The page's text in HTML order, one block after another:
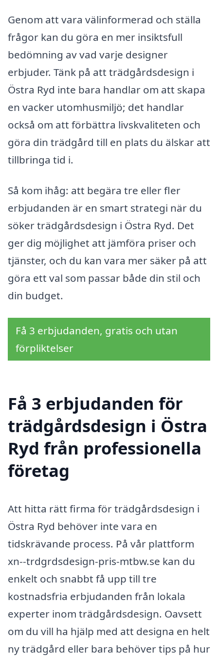
Genom att vara välinformerad och ställa
frågor kan du göra en mer insiktsfull
bedömning av vad varje designer
erbjuder. Tänk på att trädgårdsdesign i
Östra Ryd inte bara handlar om att skapa
en vacker utomhusmiljö; det handlar
också om att förbättra livskvaliteten och
göra din trädgård till en plats du älskar att
tillbringa tid i.
Så kom ihåg: att begära tre eller fler
erbjudanden är en smart strategi när du
söker trädgårdsdesign i Östra Ryd. Det
ger dig möjlighet att jämföra priser och
tjänster, och du kan vara mer säker på att
göra ett val som passar både din stil och
din budget.
Få 3 erbjudanden, gratis och utan
förpliktelser
Få 3 erbjudanden för
trädgårdsdesign i Östra
Ryd från professionella
företag
Att hitta rätt firma för trädgårdsdesign i
Östra Ryd behöver inte vara en
tidskrävande process. På vår plattform
xn--trdgrdsdesign-pris-mtbw.se kan du
enkelt och snabbt få upp till tre
kostnadsfria erbjudanden från lokala
experter inom trädgårdsdesign. Oavsett
om du vill ha hjälp med att designa en helt
ny trädgård eller bara behöver tips på hur